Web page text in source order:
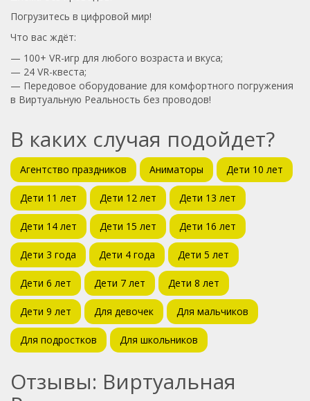
Погрузитесь в цифровой мир!
Что вас ждёт:
— 100+ VR-игр для любого возраста и вкуса;
— 24 VR-квеста;
— Передовое оборудование для комфортного погружения
в Виртуальную Реальность без проводов!
В каких случая подойдет?
Агентство праздников Аниматоры Дети 10 лет
Дети 11 лет Дети 12 лет Дети 13 лет
Дети 14 лет Дети 15 лет Дети 16 лет
Дети 3 года Дети 4 года Дети 5 лет
Дети 6 лет Дети 7 лет Дети 8 лет
Дети 9 лет Для девочек Для мальчиков
Для подростков Для школьников
Отзывы: Виртуальная